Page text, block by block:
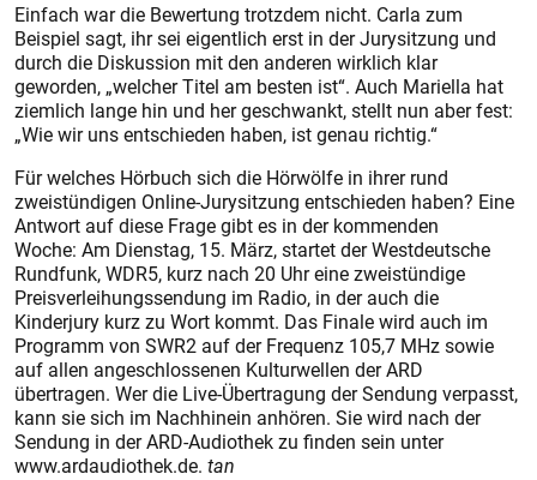
Einfach war die Bewertung trotzdem nicht. Carla zum
Beispiel sagt, ihr sei eigentlich erst in der Jurysitzung und
durch die Diskussion mit den anderen wirklich klar
geworden, „welcher Titel am besten ist“. Auch Mariella hat
ziemlich lange hin und her geschwankt, stellt nun aber fest:
„Wie wir uns entschieden haben, ist genau richtig.“
Für welches Hörbuch sich die Hörwölfe in ihrer rund
zweistündigen Online-Jurysitzung entschieden haben? Eine
Antwort auf diese Frage gibt es in der kommenden
Woche: Am Dienstag, 15. März, startet der Westdeutsche
Rundfunk, WDR5, kurz nach 20 Uhr eine zweistündige
Preisverleihungssendung im Radio, in der auch die
Kinderjury kurz zu Wort kommt. Das Finale wird auch im
Programm von SWR2 auf der Frequenz 105,7 MHz sowie
auf allen angeschlossenen Kulturwellen der ARD
übertragen. Wer die Live-Übertragung der Sendung verpasst,
kann sie sich im Nachhinein anhören. Sie wird nach der
Sendung in der ARD-Audiothek zu finden sein unter
www.ardaudiothek.de. tan